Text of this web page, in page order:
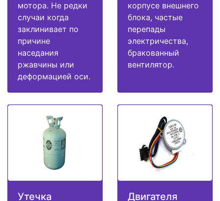
мотора. Не редки
случаи когда
заклинивает по
причине
наседания
ржавчины или
деформацией оси.
корпусе внешнего
блока, частые
перепады
электричества,
бракованный
вентилятор.
Утечка
Двигателя